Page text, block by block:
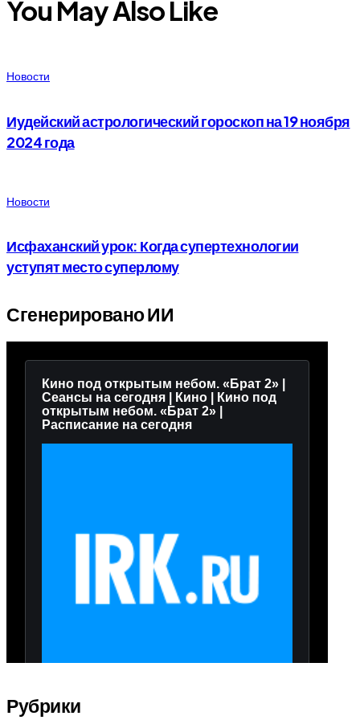
You May Also Like
Новости
Иудейский астрологический гороскоп на 19 ноября
2024 года
Новости
Исфаханский урок: Когда супертехнологии
уступят место суперлому
Сгенерировано ИИ
Рубрики